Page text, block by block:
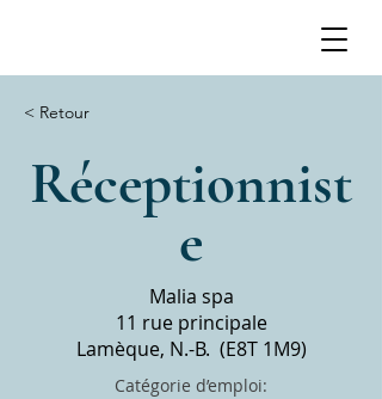
< Retour
Réceptionnist
e
Malia spa
11 rue principale
Lamèque, N.-B. (E8T 1M9)
Catégorie d’emploi: